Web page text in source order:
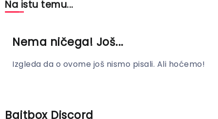
Na istu temu...
Nema ničega! Još...
Izgleda da o ovome još nismo pisali. Ali hoćemo!
Bajtbox Discord